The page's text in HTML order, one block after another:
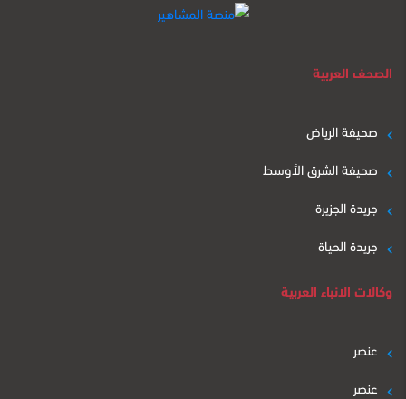
الصحف العربية
صحيفة الرياض
صحيفة الشرق الأوسط
جريدة الجزيرة
جريدة الحياة
وكالات الانباء العربية
عنصر
عنصر